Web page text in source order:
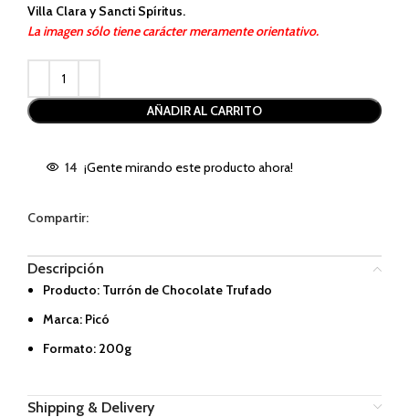
Villa Clara y Sancti Spíritus.
La imagen sólo tiene carácter meramente orientativo.
AÑADIR AL CARRITO
14 ¡Gente mirando este producto ahora!
Compartir:
Descripción
Producto: Turrón de Chocolate Trufado
Marca: Picó
Formato: 200g
Shipping & Delivery